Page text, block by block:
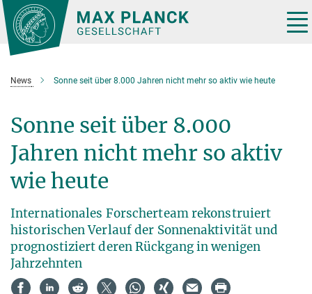
Hauptinhalt
News Sonne seit über 8.000 Jahren nicht mehr so aktiv wie heute
Sonne seit über 8.000
Jahren nicht mehr so aktiv
wie heute
Internationales Forscherteam rekonstruiert
historischen Verlauf der Sonnenaktivität und
prognostiziert deren Rückgang in wenigen
Jahrzehnten